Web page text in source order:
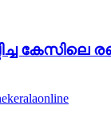
കേസിലെ